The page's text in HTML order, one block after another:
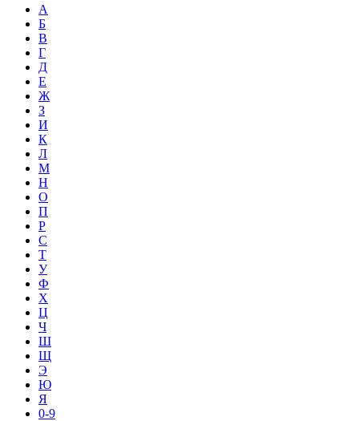
А
Б
В
Г
Д
Е
Ж
З
И
К
Л
М
Н
О
П
Р
С
Т
У
Ф
Х
Ц
Ч
Ш
Щ
Э
Ю
Я
0-9